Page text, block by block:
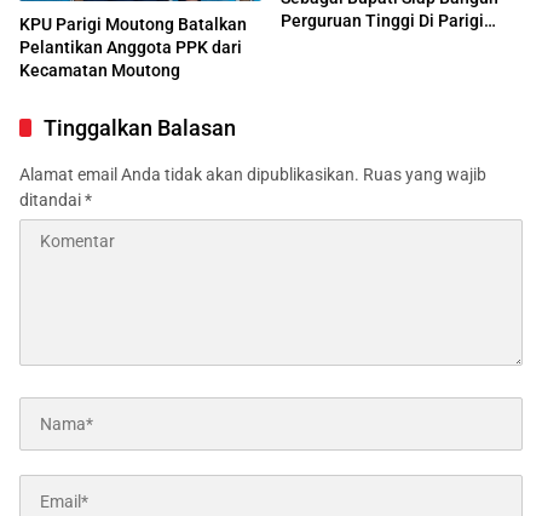
KPU Parigi Moutong Batalkan
Pelantikan Anggota PPK dari
Kecamatan Moutong
Perguruan Tinggi Di Parigi
Tinggalkan Balasan
Alamat email Anda tidak akan dipublikasikan. Ruas yang wajib
ditandai*